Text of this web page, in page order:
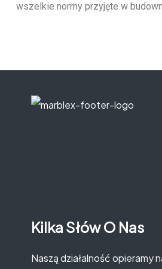
wszelkie normy przyjęte w
Kilka Słów O Nas
Naszą działalność opieramy